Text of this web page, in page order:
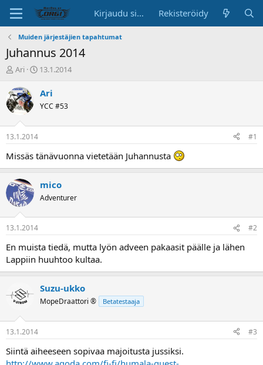
Kirjaudu sisään Rekisteröidy
Muiden järjestäjien tapahtumat
Juhannus 2014
K
s
k
u
s
t
e
l
a
l
o
i
t
t
a
j
a
Ari
A
o
t
p
ä
ä
13.1.2014
Ari
YCC #53
13.1.2014 #1
Missäs tänävuonna vietetään Juhannusta
mico
Adventurer
13.1.2014 #2
En muista tiedä, mutta lyön adveen pakaasit päälle ja lähen
Lappiin huuhtoo kultaa.
Suzu-ukko
MopeDraattori ® Betatestaaja
13.1.2014 #3
Siintä aiheeseen sopivaa majoitusta jussiksi.